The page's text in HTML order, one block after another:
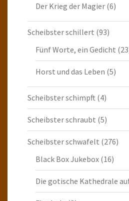
Der Krieg der Magier (6)
Scheibster schillert (93)
Fünf Worte, ein Gedicht
Horst und das Leben (5)
Scheibster schimpft (4)
Scheibster schraubt (5)
Scheibster schwafelt (276)
Black Box Jukebox (16)
Die gotische Kathedrale